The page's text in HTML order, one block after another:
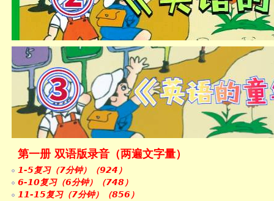
第一册 双语版录音（两遍文字量）
1-5复习（7分钟）（924）
6-10复习（6分钟）（748）
11-15复习（7分钟）（856）